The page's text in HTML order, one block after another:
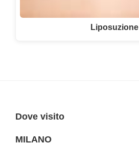
Liposuzione
Dove visito
MILANO